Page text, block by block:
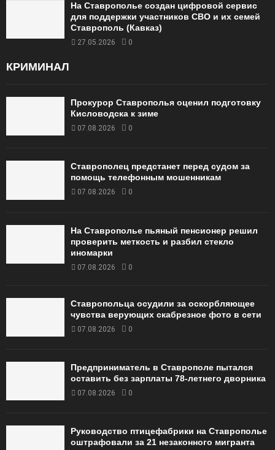
На Ставрополье создан цифровой сервис
для поддержки участников СВО и их семей
Ставрополь (Кавказ)
27.05.2026 0
КРИМИНАЛ
Прокурор Ставрополья оценил подготовку
Кисловодска к зиме
07.08.2026 0
Ставрополец предстанет перед судом за
помощь телефонным мошенникам
07.08.2026 0
На Ставрополье пьяный пенсионер решил
проверить меткость и разбил стекло
иномарки
07.08.2026 0
Ставропольца осудили за оскорбляющее
чувства верующих скабрезное фото в сети
07.08.2026 0
Предприниматель в Ставрополе пытался
оставить без зарплаты 78-летнего дворника
07.08.2026 0
Руководство птицефабрики на Ставрополье
оштрафовали за 21 незаконного мигранта